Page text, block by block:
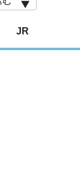
JR